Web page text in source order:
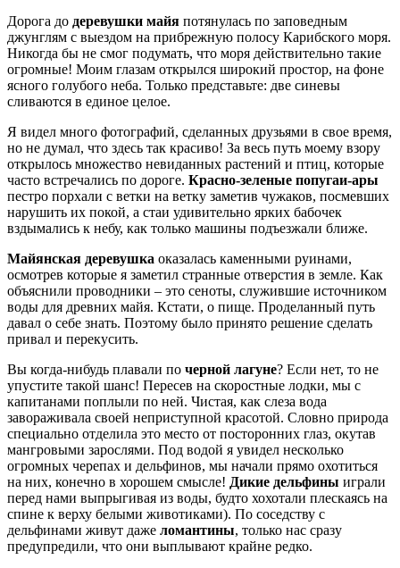
Дорога до деревушки майя потянулась по заповедным
джунглям с выездом на прибрежную полосу Карибского моря.
Никогда бы не смог подумать, что моря действительно такие
огромные! Моим глазам открылся широкий простор, на фоне
ясного голубого неба. Только представьте: две синевы
сливаются в единое целое.
Я видел много фотографий, сделанных друзьями в свое время,
но не думал, что здесь так красиво! За весь путь моему взору
открылось множество невиданных растений и птиц, которые
часто встречались по дороге. Красно-зеленые попугаи-ары
пестро порхали с ветки на ветку заметив чужаков, посмевших
нарушить их покой, а стаи удивительно ярких бабочек
вздымались к небу, как только машины подъезжали ближе.
Майянская деревушка оказалась каменными руинами,
осмотрев которые я заметил странные отверстия в земле. Как
объяснили проводники – это сеноты, служившие источником
воды для древних майя. Кстати, о пище. Проделанный путь
давал о себе знать. Поэтому было принято решение сделать
привал и перекусить.
Вы когда-нибудь плавали по черной лагуне? Если нет, то не
упустите такой шанс! Пересев на скоростные лодки, мы с
капитанами поплыли по ней. Чистая, как слеза вода
завораживала своей неприступной красотой. Словно природа
специально отделила это место от посторонних глаз, окутав
мангровыми зарослями. Под водой я увидел несколько
огромных черепах и дельфинов, мы начали прямо охотиться
на них, конечно в хорошем смысле! Дикие дельфины играли
перед нами выпрыгивая из воды, будто хохотали плескаясь на
спине к верху белыми животиками). По соседству с
дельфинами живут даже ломантины, только нас сразу
предупредили, что они выплывают крайне редко.